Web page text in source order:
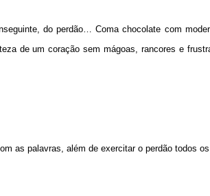
do perdão… Coma chocolate com
de um coração sem mágoas, rancores e
as palavras, além de exercitar o perdão todos